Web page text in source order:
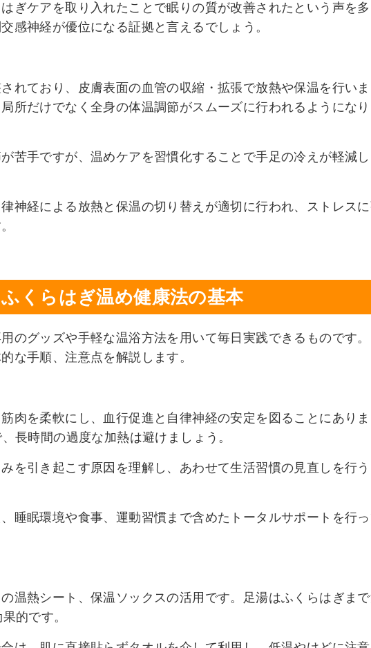
ぎケアを取り入れたことで眠りの質が改善されたという声を
感神経が優位になる証拠と言えるでしょう。
れており、皮膚表面の血管の収縮・拡張で放熱や保温を行いま
所だけでなく全身の体温調節がスムーズに行われるようにな
苦手ですが、温めケアを習慣化することで手足の冷えが軽減
神経による放熱と保温の切り替えが適切に行われ、ストレス
くらはぎ温め健康法の基本
のグッズや手軽な温浴方法を用いて毎日実践できるものです
な手順、注意点を解説します。
肉を柔軟にし、血行促進と自律神経の安定を図ることにありま
長時間の過度な加熱は避けましょう。
を引き起こす原因を理解し、あわせて生活習慣の見直しを行
睡眠環境や食事、運動習慣まで含めたトータルサポートを行
温熱シート、保温ソックスの活用です。足湯はふくらはぎま
的です。